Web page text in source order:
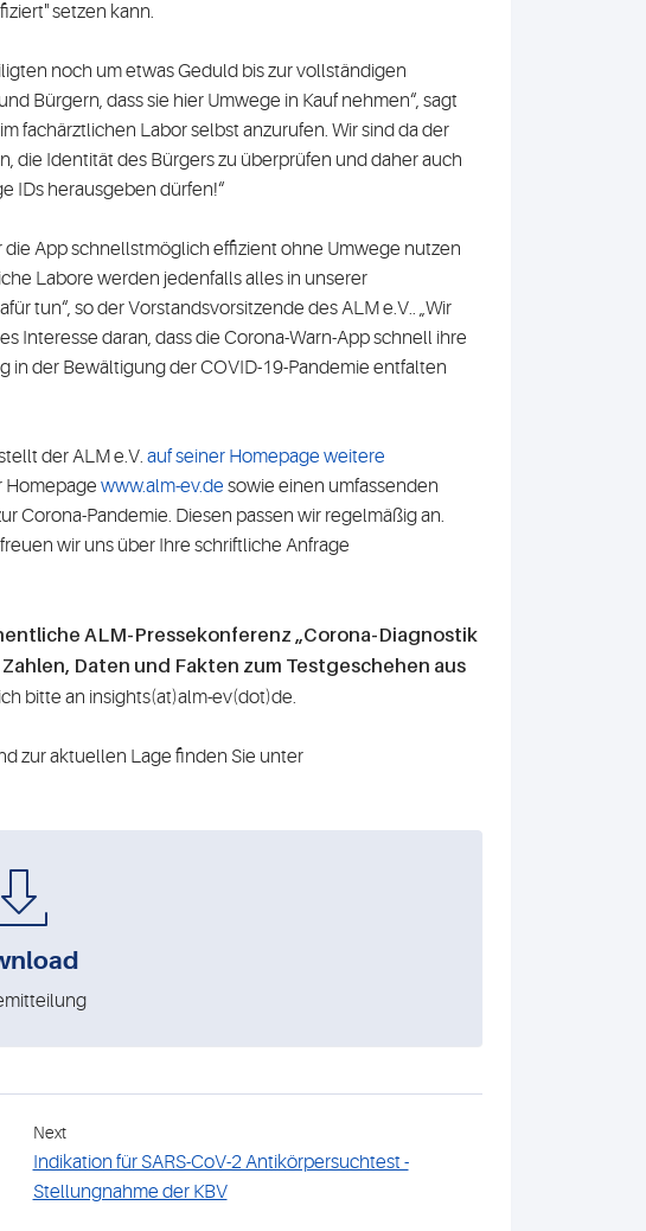
setzen kann.
noch um etwas Geduld bis zur vollständigen
Bürgern, dass sie hier Umwege in Kauf nehmen“, sagt
fachärztlichen Labor selbst anzurufen. Wir sind da der
die Identität des Bürgers zu überprüfen und daher auch
IDs herausgeben dürfen!“
App schnellstmöglich effizient ohne Umwege nutzen
Labore werden jedenfalls alles in unserer
tun“, so der Vorstandsvorsitzende des ALM e.V.. „Wir
Interesse daran, dass die Corona-Warn-App schnell ihre
der Bewältigung der COVID-19-Pandemie entfalten
der ALM e.V. auf seiner Homepage weitere
Homepage www.alm-ev.de sowie einen umfassenden
Corona-Pandemie. Diesen passen wir regelmäßig an.
wir uns über Ihre schriftliche Anfrage
ALM-Pressekonferenz „Corona-Diagnostik
Daten und Fakten zum Testgeschehen aus
bitte an insights(at)alm-ev(dot)de.
zur aktuellen Lage finden Sie unter
Next
Indikation für SARS-CoV-2 Antikörpersuchtest -
Stellungnahme der KBV